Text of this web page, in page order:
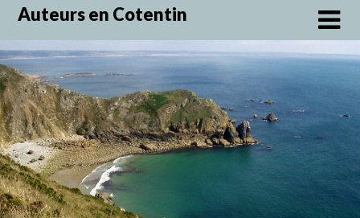
Skip
content
Auteurs en Cotentin